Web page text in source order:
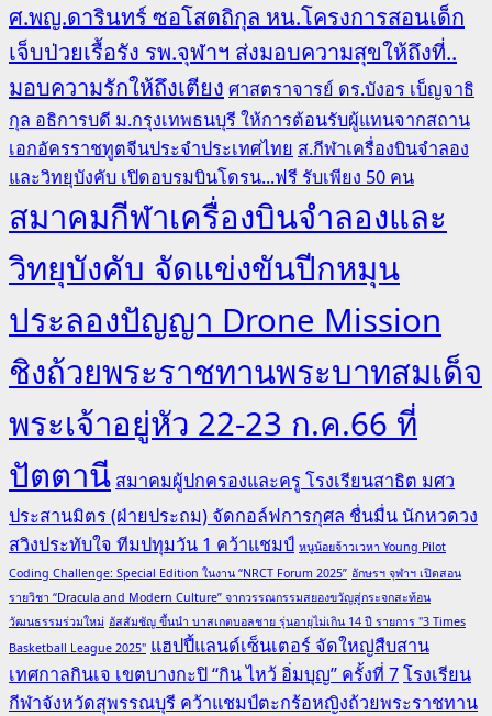
ศ.พญ.ดารินทร์ ซอโสตถิกุล หน.โครงการสอนเด็ก
เจ็บป่วยเรื้อรัง รพ.จุฬาฯ ส่งมอบความสุขให้ถึงที่..
มอบความรักให้ถึงเตียง ศาสตราจารย์ ดร.บังอร เบ็ญจาธิ
กุล อธิการบดี ม.กรุงเทพธนบุรี ให้การต้อนรับผู้แทนจากสถาน
เอกอัครราชทูตจีนประจำประเทศไทย ส.กีฬาเครื่องบินจำลอง
และวิทยุบังคับ เปิดอบรมบินโดรน...ฟรี รับเพียง 50 คน
สมาคมกีฬาเครื่องบินจำลองและ
วิทยุบังคับ จัดแข่งขันปีกหมุน
ประลองปัญญา Drone Mission
ชิงถ้วยพระราชทานพระบาทสมเด็จ
พระเจ้าอยู่หัว 22-23 ก.ค.66 ที่
ปัตตานี สมาคมผู้ปกครองและครู โรงเรียนสาธิต มศว
ประสานมิตร (ฝ่ายประถม) จัดกอล์ฟการกุศล ชื่นมื่น นักหวดวง
สวิงประทับใจ ทีมปทุมวัน 1 คว้าแชมป์ หนูน้อยจ้าวเวหา Young Pilot
Coding Challenge: Special Edition ในงาน “NRCT Forum 2025” อักษรฯ จุฬาฯ เปิดสอน
รายวิชา “Dracula and Modern Culture” จากวรรณกรรมสยองขวัญสู่กระจกสะท้อน
วัฒนธรรมร่วมใหม่ อัสสัมชัญ ขึ้นนำ บาสเกตบอลชาย รุ่นอายุไม่เกิน 14 ปี รายการ "3 Times
Basketball League 2025" แฮปปี้แลนด์เซ็นเตอร์ จัดใหญ่สืบสาน
เทศกาลกินเจ เขตบางกะปิ “กิน ไหว้ อิ่มบุญ” ครั้งที่ 7โรงเรียน
กีฬาจังหวัดสุพรรณบุรี คว้าแชมป์ตะกร้อหญิงถ้วยพระราชทาน